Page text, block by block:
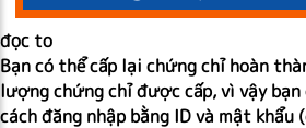
đọc to
Bạn có thể cấp lại chứng chỉ hoàn
lượng chứng chỉ được cấp, vì vậy
cách đăng nhập bằng ID và mật khẩu